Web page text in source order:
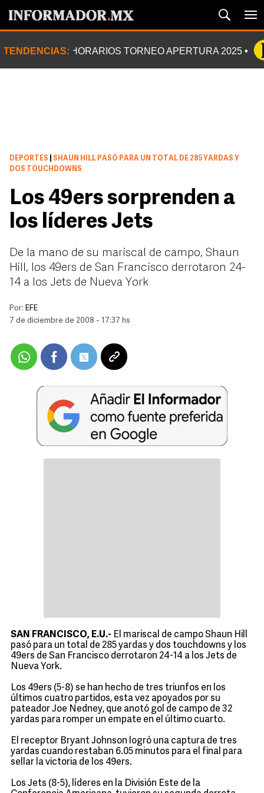
TENDENCIAS: HORARIOS TORNEO APERTURA 2025
DEPORTES
SHAUN HILL PASÓ PARA UN TOTAL DE 285 YARDAS Y
DOS TOUCHDOWNS
Los 49ers sorprenden a
los líderes Jets
De la mano de su mariscal de campo, Shaun
Hill, los 49ers de San Francisco derrotaron 24-
14 a los Jets de Nueva York
Por: EFE
7 de diciembre de 2008 - 17:37 hs
SAN FRANCISCO, E.U.- El mariscal de campo Shaun Hill
pasó para un total de 285 yardas y dos touchdowns y los
49ers de San Francisco derrotaron 24-14 a los Jets de
Nueva York.
Los 49ers (5-8) se han hecho de tres triunfos en los
últimos cuatro partidos, esta vez apoyados por su
pateador Joe Nedney, que anotó gol de campo de 32
yardas para romper un empate en el último cuarto.
El receptor Bryant Johnson logró una captura de tres
yardas cuando restaban 6.05 minutos para el final para
sellar la victoria de los 49ers.
Los Jets (8-5), líderes en la División Este de la